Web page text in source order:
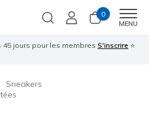
0
MENU
45 jours pour les membres S'inscrire ⭐
Sneakers